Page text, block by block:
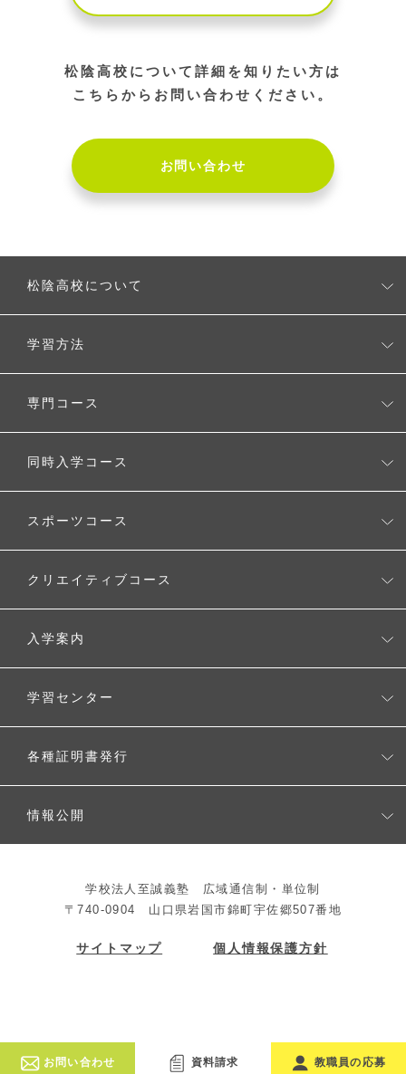
松陰高校について詳細を知りたい方は
こちらからお問い合わせください。
お問い合わせ
松陰高校について
学習方法
自由に選べるスタディプラン
時間割例
専門コース
Voice Study コース
同時入学コース
スポーツコース
クリエイティブコース
入学案内
よくある質問
学習センター
各種証明書発行
情報公開
法人情報公開
学校法人至誠義塾 広域通信制・単位制
〒740-0904 山口県岩国市錦町宇佐郷507番地
サイトマップ 個人情報保護方針
お問い合わせ 資料請求 教職員の応募